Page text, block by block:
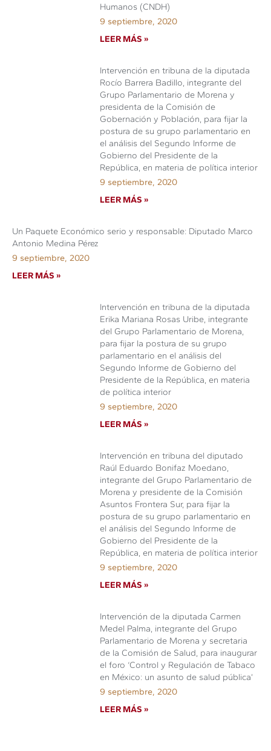
Humanos (CNDH)
9 septiembre, 2020
LEER MÁS »
Intervención en tribuna de la diputada
Rocío Barrera Badillo, integrante del
Grupo Parlamentario de Morena y
presidenta de la Comisión de
Gobernación y Población, para fijar la
postura de su grupo parlamentario en
el análisis del Segundo Informe de
Gobierno del Presidente de la
República, en materia de política interior
9 septiembre, 2020
LEER MÁS »
Un Paquete Económico serio y responsable: Diputado Marco
Antonio Medina Pérez
9 septiembre, 2020
LEER MÁS »
Intervención en tribuna de la diputada
Erika Mariana Rosas Uribe, integrante
del Grupo Parlamentario de Morena,
para fijar la postura de su grupo
parlamentario en el análisis del
Segundo Informe de Gobierno del
Presidente de la República, en materia
de política interior
9 septiembre, 2020
LEER MÁS »
Intervención en tribuna del diputado
Raúl Eduardo Bonifaz Moedano,
integrante del Grupo Parlamentario de
Morena y presidente de la Comisión
Asuntos Frontera Sur, para fijar la
postura de su grupo parlamentario en
el análisis del Segundo Informe de
Gobierno del Presidente de la
República, en materia de política interior
9 septiembre, 2020
LEER MÁS »
Intervención de la diputada Carmen
Medel Palma, integrante del Grupo
Parlamentario de Morena y secretaria
de la Comisión de Salud, para inaugurar
el foro ‘Control y Regulación de Tabaco
en México: un asunto de salud pública’
9 septiembre, 2020
LEER MÁS »